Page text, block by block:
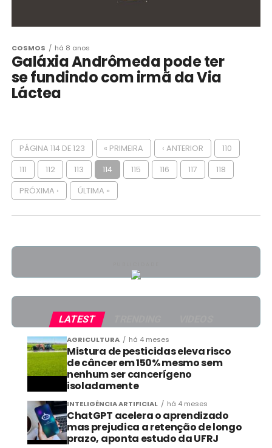
COSMOS há 8 anos
Galáxia Andrômeda pode ter
se fundindo com irmã da Via
Láctea
PÁGINA 114 DE 123 « PRIMEIRA ‹ ANTERIOR 110
111 112 113 114 115 116 117 118
PRÓXIMA › ÚLTIMA »
LATEST
AGRICULTURA há 4 meses
Mistura de pesticidas eleva risco
de câncer em 150% mesmo sem
nenhum ser cancerígeno
isoladamente
INTELIGÊNCIA ARTIFICIAL há 4 meses
ChatGPT acelera o aprendizado
mas prejudica a retenção de longo
prazo, aponta estudo da UFRJ